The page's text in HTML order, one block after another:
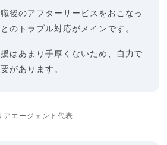
後のアフターサービスをおこなっ
のトラブル対応がメインです。
はあまり手厚くないため、自力で
があります。
アエージェント代表